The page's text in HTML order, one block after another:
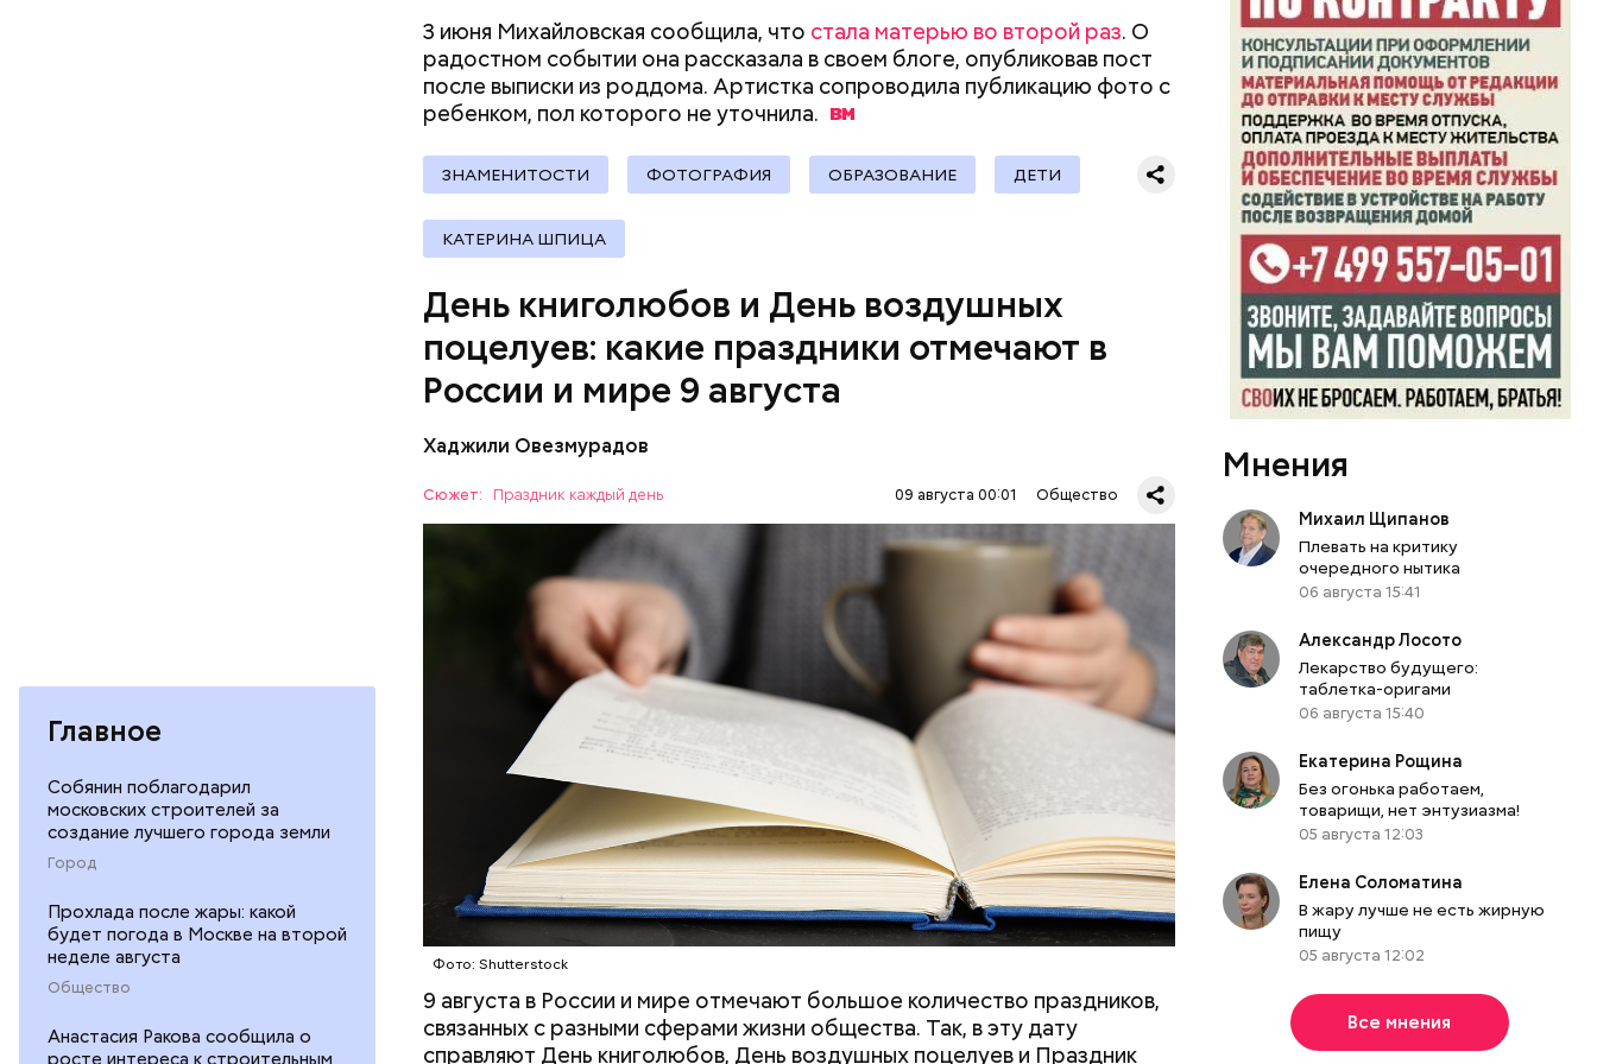
Главное
Собянин поблагодарил
московских строителей за
создание лучшего города земли
Город
Прохлада после жары: какой
будет погода в Москве на второй
неделе августа
Общество
Анастасия Ракова сообщила о
3 июня Михайловская сообщила, что стала матерью во второй раз. О
радостном событии она рассказала в своем блоге, опубликовав пост
после выписки из роддома. Артистка сопроводила публикацию фото с
ребенком, пол которого не уточнила.
ЗНАМЕНИТОСТИ ФОТОГРАФИЯ ОБРАЗОВАНИЕ ДЕТИ
КАТЕРИНА ШПИЦА
День книголюбов и День воздушных
поцелуев: какие праздники отмечают в
России и мире 9 августа
Хаджили Овезмурадов
Сюжет: Праздник каждый день 09 августа 00:01 Общество
Фото: Shutterstock
9 августа в России и мире отмечают большое количество праздников,
связанных с разными сферами жизни общества. Так, в эту дату
справляют День книголюбов, День воздушных поцелуев и Праздник
В День книголюбов проходят книжные ярмарки, выставки и
распродажи. В библиотеках организуются поэтические вечера и
Отметить эту дату можно и самостоятельно, перечитав свою
любимую книгу или купив новую.
ПРАЗДНИКИ КНИГИ ИЗРАИЛЬ ТРАДИЦИИ ЕВРОПА
Международный день бесконечности
Международный день бесконечности придумал американский
философ Жан-Пьер Ади Феньо в 1987 году. Так как цифра восемь
праздник организуются тематические лекции по математике и
философии, а также проводят выставки на тему бесконечности.
Мнения
Михаил Щипанов
Плевать на критику
очередного нытика
06 августа 15:41
Александр Лосото
Лекарство будущего:
таблетка-оригами
06 августа 15:40
Екатерина Рощина
Без огонька работаем,
товарищи, нет энтузиазма!
05 августа 12:03
Елена Соломатина
В жару лучше не есть жирную
пищу
05 августа 12:02
Все мнения